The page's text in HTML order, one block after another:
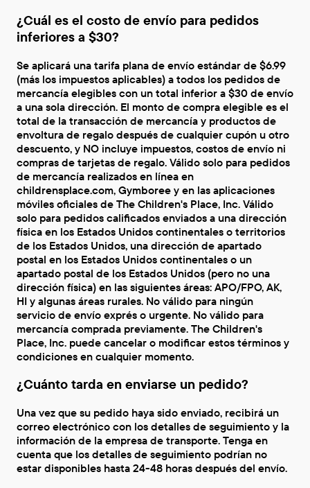
¿Cuál es el costo de envío para pedidos
inferiores a $30?
Se aplicará una tarifa plana de envío estándar de $6.99
(más los impuestos aplicables) a todos los pedidos de
mercancía elegibles con un total inferior a $30 de envío
a una sola dirección. El monto de compra elegible es el
total de la transacción de mercancía y productos de
envoltura de regalo después de cualquier cupón u otro
descuento, y NO incluye impuestos, costos de envío ni
compras de tarjetas de regalo. Válido solo para pedidos
de mercancía realizados en línea en
childrensplace.com, Gymboree y en las aplicaciones
móviles oficiales de The Children's Place, Inc. Válido
solo para pedidos calificados enviados a una dirección
física en los Estados Unidos continentales o territorios
de los Estados Unidos, una dirección de apartado
postal en los Estados Unidos continentales o un
apartado postal de los Estados Unidos (pero no una
dirección física) en las siguientes áreas: APO/FPO, AK,
HI y algunas áreas rurales. No válido para ningún
servicio de envío exprés o urgente. No válido para
mercancía comprada previamente. The Children's
Place, Inc. puede cancelar o modificar estos términos y
condiciones en cualquier momento.
¿Cuánto tarda en enviarse un pedido?
Una vez que su pedido haya sido enviado, recibirá un
correo electrónico con los detalles de seguimiento y la
información de la empresa de transporte. Tenga en
cuenta que los detalles de seguimiento podrían no
estar disponibles hasta 24-48 horas después del envío.